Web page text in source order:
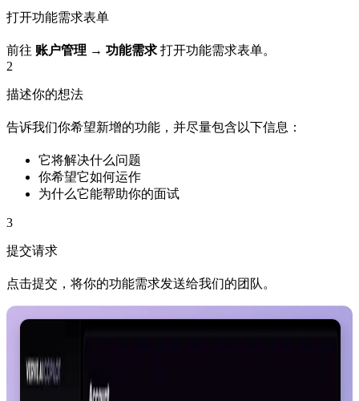
打开功能需求表单
前往 账户管理 → 功能需求 打开功能需求表单。
2
描述你的想法
告诉我们你希望新增的功能，并尽量包含以下信息：
它将解决什么问题
你希望它如何运作
为什么它能帮助你的面试
3
提交请求
点击提交，将你的功能需求发送给我们的团队。